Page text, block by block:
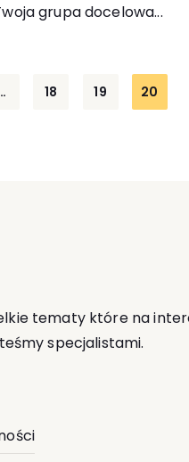
grupa docelowa...
18 19 20
tematy które na
specjalistami.